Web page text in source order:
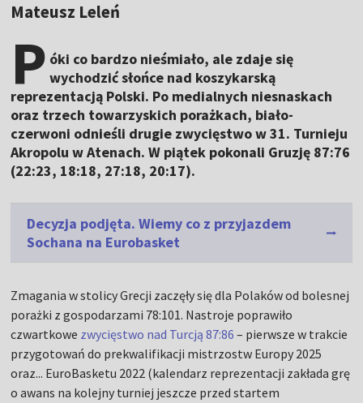
Mateusz Leleń
P óki co bardzo nieśmiało, ale zdaje się
wychodzić słońce nad koszykarską
reprezentacją Polski. Po medialnych niesnaskach
oraz trzech towarzyskich porażkach, biało-
czerwoni odnieśli drugie zwycięstwo w 31. Turnieju
Akropolu w Atenach. W piątek pokonali Gruzję 87:76
(22:23, 18:18, 27:18, 20:17).
Decyzja podjęta. Wiemy co z przyjazdem
Sochana na Eurobasket
Zmagania w stolicy Grecji zaczęły się dla Polaków od bolesnej
porażki z gospodarzami 78:101. Nastroje poprawiło
czwartkowe zwycięstwo nad Turcją 87:86 – pierwsze w trakcie
przygotowań do prekwalifikacji mistrzostw Europy 2025
oraz... EuroBasketu 2022 (kalendarz reprezentacji zakłada grę
o awans na kolejny turniej jeszcze przed startem